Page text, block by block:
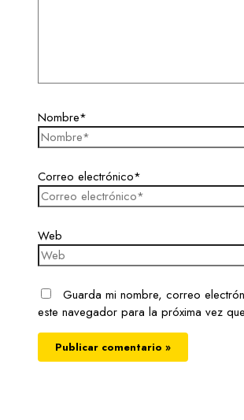
Nombre*
Correo electrónico*
Web
Guarda mi nombre, correo
este navegador para la próxima vez